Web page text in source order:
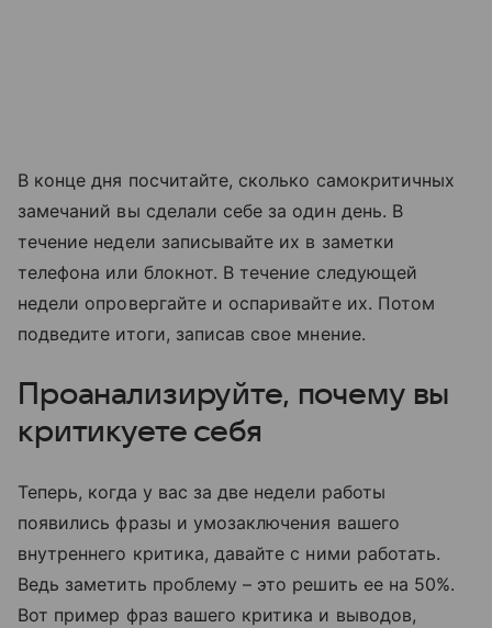
В конце дня посчитайте, сколько самокритичных
замечаний вы сделали себе за один день. В
течение недели записывайте их в заметки
телефона или блокнот. В течение следующей
недели опровергайте и оспаривайте их. Потом
подведите итоги, записав свое мнение.
Проанализируйте, почему вы
критикуете себя
Теперь, когда у вас за две недели работы
появились фразы и умозаключения вашего
внутреннего критика, давайте с ними работать.
Ведь заметить проблему – это решить ее на 50%.
Вот пример фраз вашего критика и выводов,